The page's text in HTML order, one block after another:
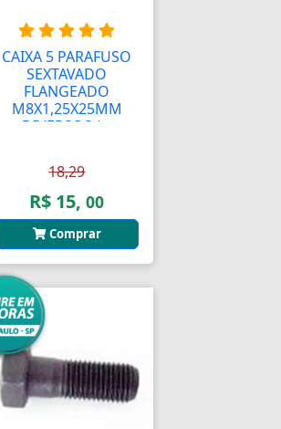
CAIXA 5 PARAFUSO
SEXTAVADO
FLANGEADO
M8X1,25X25MM
DIVERSOS (...
18,29
R$ 15,00
Comprar